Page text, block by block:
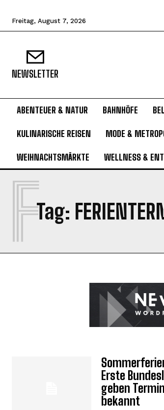
Freitag, August 7, 2026
NEWSLETTER
ABENTEUER & NATUR BAHNHÖFE
KULINARISCHE REISEN MODE &
WEIHNACHTSMÄRKTE WELLNESS &
Tag:
F
Erste
geben
bekannt